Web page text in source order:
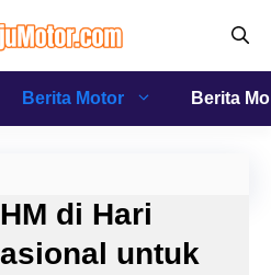
Berita Motor Berita
di Hari
untuk